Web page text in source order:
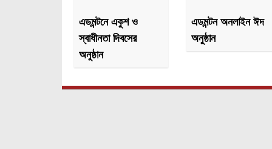
এডমন্টনে একুশ ও
স্বাধীনতা দিবসের
অনুষ্ঠান
এডমন্টন অনলাইন ঈদ
অনুষ্ঠান